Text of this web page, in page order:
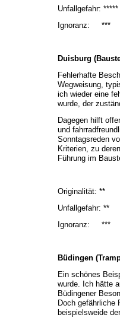
Unfallgefahr: *****
Ignoranz: ***
Duisburg
Fehlerhafte
Wegweisung,
ich wieder eine
wurde, der
Dagegen hilft
und
Sonntagsreden
Kriterien, zu
Führung im
Originalität: **
Unfallgefahr: **
Ignoranz: ***
Büdingen
Ein schönes
wurde. Ich hätte
Büdingener
Doch gefährliche
beispielsweide